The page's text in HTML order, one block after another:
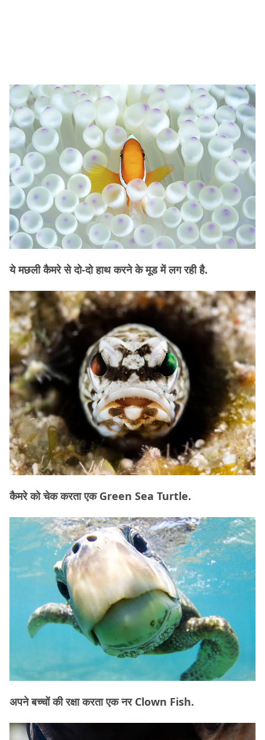
ये मछली कैमरे से दो-दो हाथ करने के मूड में लग रही है.
कैमरे को चेक करता एक Green Sea Turtle.
अपने बच्चों की रक्षा करता एक नर Clown Fish.